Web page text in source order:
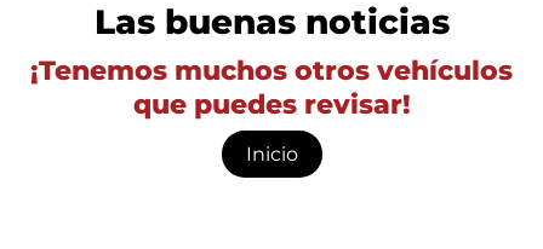
Las buenas noticias
¡Tenemos muchos otros vehículos
que puedes revisar!
Inicio